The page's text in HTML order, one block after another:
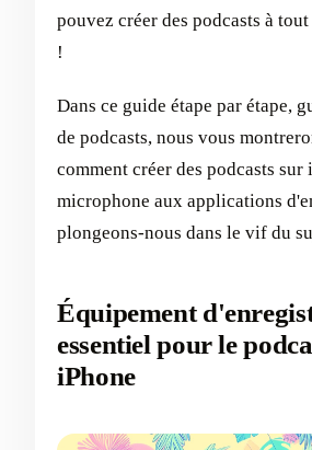
pouvez créer des podcasts à
!
Dans ce guide étape par étape,
de podcasts, nous vous
comment créer des podcasts sur
microphone aux applications
plongeons-nous dans le vif du
Équipement
essentiel pour le
iPhone